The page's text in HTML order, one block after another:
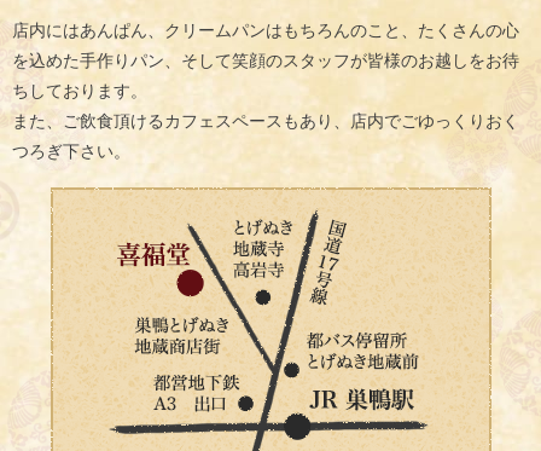
店内にはあんぱん、クリームパンはもちろんのこと、たくさんの心
を込めた手作りパン、そして笑顔のスタッフが皆様のお越しをお待
ちしております。
また、ご飲食頂けるカフェスペースもあり、店内でごゆっくりおく
つろぎ下さい。